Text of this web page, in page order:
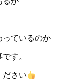
っているのか
す。
ださい